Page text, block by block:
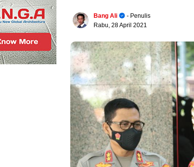
Bang Ali
- Penulis
Rabu, 28 April 2021